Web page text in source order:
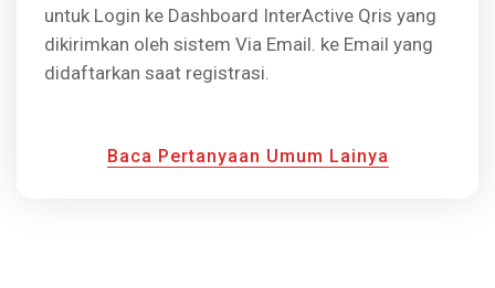
untuk Login ke Dashboard InterActive Qris yang
dikirimkan oleh sistem Via Email. ke Email yang
didaftarkan saat registrasi.
Baca Pertanyaan Umum Lainya